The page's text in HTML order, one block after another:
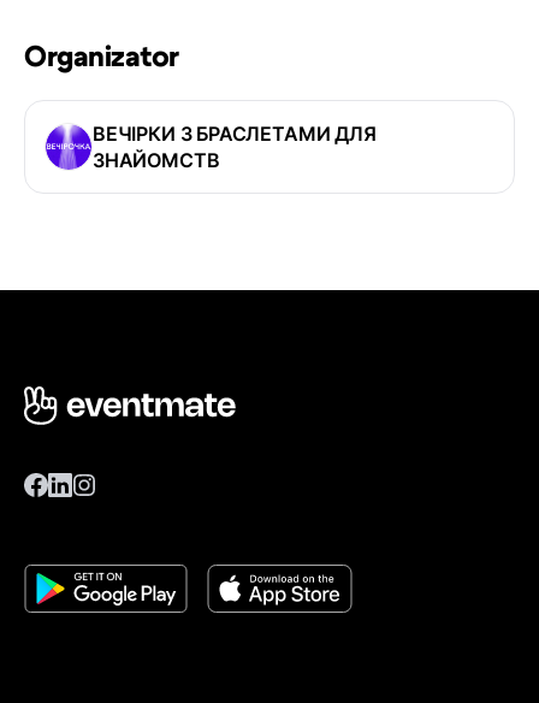
Organizator
ВЕЧІРКИ З БРАСЛЕТАМИ ДЛЯ
ЗНАЙОМСТВ